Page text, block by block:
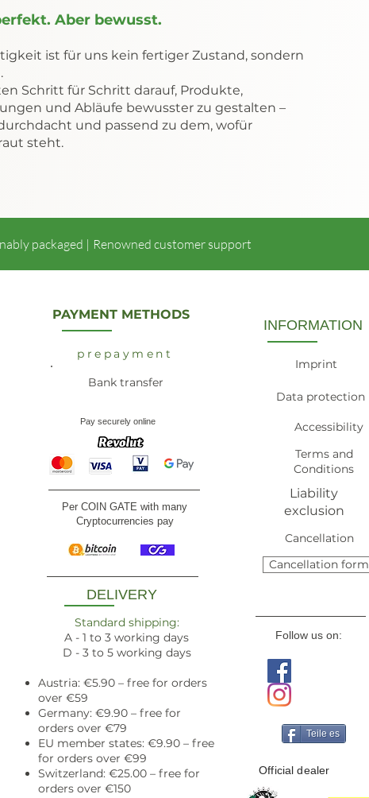
Aber bewusst.
ist für uns kein fertiger Zustand, sondern
Schritt für Schritt darauf, Produkte,
und Abläufe bewusster zu gestalten –
und passend zu dem, wofür
steht.
packaged | Renowned customer support
PAYMENT METHODS
prepayment
Bank transfer
Pay securely online
Per COIN GATE with many
Cryptocurrencies pay
DELIVERY
Standard shipping:
A - 1 to 3 working days
D - 3 to 5 working days
Austria: €5.90 – free for orders
over €59
Germany: €9.90 – free for
orders over €79
EU member states: €9.90 – free
for orders over €99
Switzerland: €25.00 – free for
orders over €150
INFORMATION
Imprint
Data protection
Accessibility
Terms and
Conditions
Liability
exclusion
Cancellation
Cancellation form
Follow us on:
Teile es
Official dealer